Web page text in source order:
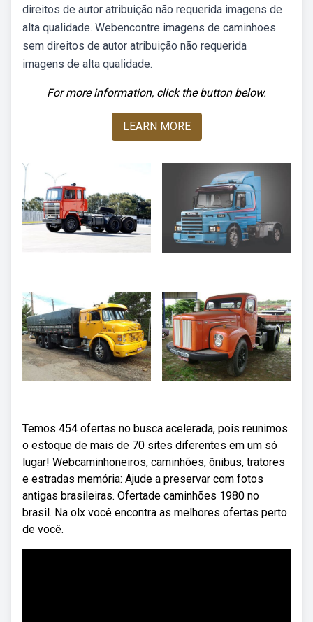
direitos de autor atribuição não requerida imagens de
alta qualidade. Webencontre imagens de caminhoes
sem direitos de autor atribuição não requerida
imagens de alta qualidade.
For more information, click the button below.
LEARN MORE
Temos 454 ofertas no busca acelerada, pois reunimos
o estoque de mais de 70 sites diferentes em um só
lugar! Webcaminhoneiros, caminhões, ônibus, tratores
e estradas memória: Ajude a preservar com fotos
antigas brasileiras. Ofertade caminhões 1980 no
brasil. Na olx você encontra as melhores ofertas perto
de você.